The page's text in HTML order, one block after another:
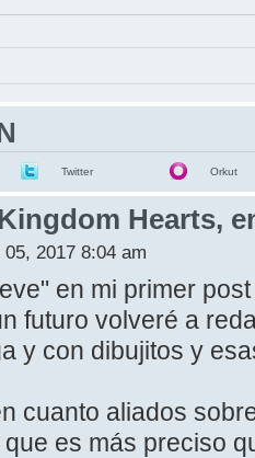
Twitter Orkut
Hearts,
2017 8:04 am
en mi primer
futuro volveré a
y con dibujitos y
cuanto aliados
es más preciso